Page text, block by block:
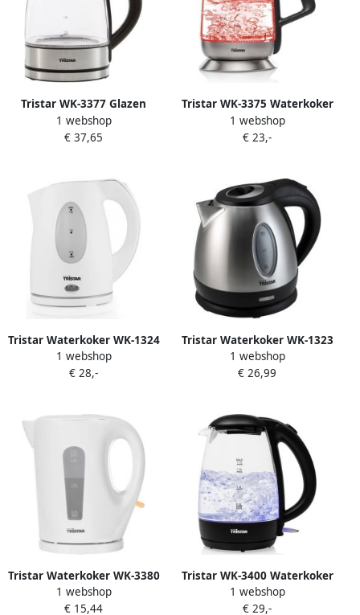
Tristar WK-3377 Glazen
Waterkoker met Led 1.7
liter 2200 watt
1 webshop
€ 37,65
Tristar WK-3375 Waterkoker
– Instelbare temperatuur –
Glazen 1.8 liter Multi Color
1 webshop
€ 23,-
Tristar Waterkoker WK-1324
1.5 Liter 360° rotatie met
afneembare kan
1 webshop
€ 28,-
Tristar Waterkoker WK-1323
1.2 liter met
Oververhittingsbeveiliging
1 webshop
€ 26,99
Tristar Waterkoker WK-3380
1.7 liter 2200W
Automatische kookstop
1 webshop
€ 15,44
Tristar WK-3400 Waterkoker
Glazen Kan 1.7 Liter 2200 W
1 webshop
€ 29,-